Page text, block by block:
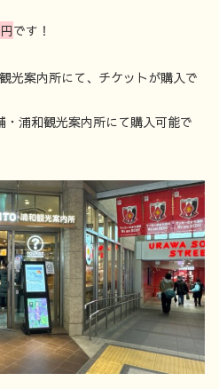
です！
光案内所にて、チケットが購入で
・浦和観光案内所にて購入可能で